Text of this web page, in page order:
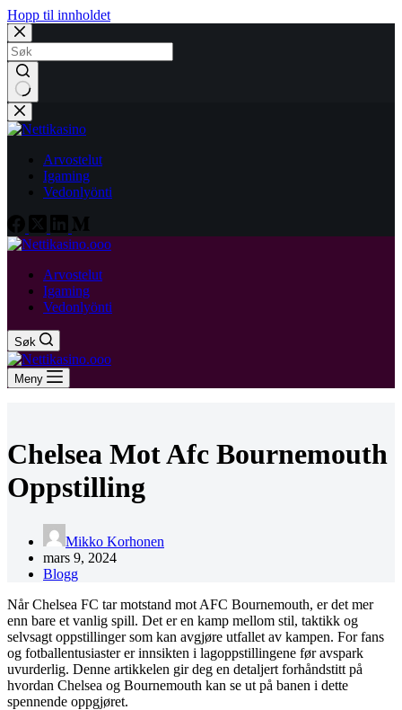
Hopp til innholdet
Ingen
resultater
Arvostelut
Igaming
Vedonlyönti
Arvostelut
Igaming
Vedonlyönti
Søk
Meny
Chelsea Mot Afc Bournemouth
Oppstilling
Mikko Korhonen
mars 9, 2024
Blogg
Når Chelsea FC tar motstand mot AFC Bournemouth, er det mer
enn bare et vanlig spill. Det er en kamp mellom stil, taktikk og
selvsagt oppstillinger som kan avgjøre utfallet av kampen. For fans
og fotballentusiaster er innsikten i lagoppstillingene før avspark
uvurderlig. Denne artikkelen gir deg en detaljert forhåndstitt på
hvordan Chelsea og Bournemouth kan se ut på banen i dette
spennende oppgjøret.